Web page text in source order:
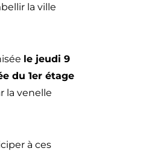
la ville
le jeudi 9
du 1er étage
la venelle
à ces